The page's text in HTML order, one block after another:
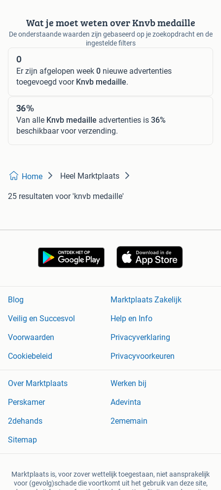
Wat je moet weten over Knvb medaille
De onderstaande waarden zijn gebaseerd op je zoekopdracht en de
ingestelde filters
0
Er zijn afgelopen week 0 nieuwe advertenties
toegevoegd voor Knvb medaille.
36%
Van alle Knvb medaille advertenties is 36%
beschikbaar voor verzending.
Home Heel Marktplaats
25 resultaten voor 'knvb medaille'
Blog
Marktplaats Zakelijk
Veilig en Succesvol
Help en Info
Voorwaarden
Privacyverklaring
Cookiebeleid
Privacyvoorkeuren
Over Marktplaats
Werken bij
Perskamer
Adevinta
2dehands
2ememain
Sitemap
Marktplaats is, voor zover wettelijk toegestaan, niet aansprakelijk
voor (gevolg)schade die voortkomt uit het gebruik van deze site,